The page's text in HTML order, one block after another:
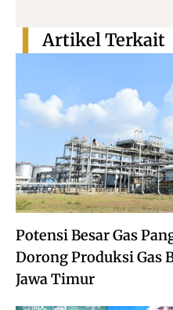
Potensi Besar Gas
Dorong Produksi Gas
Jawa Timur
Artikel Terkait